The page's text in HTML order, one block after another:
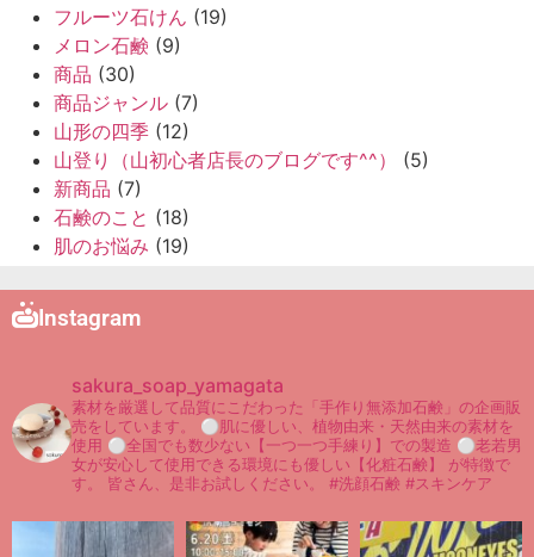
フルーツ石けん (19)
メロン石鹸 (9)
商品 (30)
商品ジャンル (7)
山形の四季 (12)
山登り（山初心者店長のブログです^^）
(5)
新商品 (7)
石鹸のこと (18)
肌のお悩み (19)
Instagram
sakura_soap_yamagata
素材を厳選して品質にこだわった「手作り無添加石鹸」の企画販
売をしています。
⚪︎肌に優しい、植物由来・天然由来の素材を
使用 ⚪︎全国でも数少ない【一つ一つ手練り】での製造 ⚪︎老若男
女が安心して使用できる環境にも優しい【化粧石鹸】
が特徴で
す。
皆さん、是非お試しください。 #洗顔石鹸 #スキンケア